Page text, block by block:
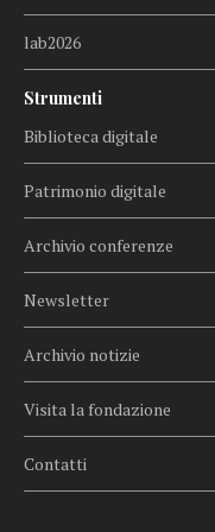
lab2026
Strumenti
Biblioteca digitale
Patrimonio digitale
Archivio conferenze
Newsletter
Archivio notizie
Visita la fondazione
Contatti